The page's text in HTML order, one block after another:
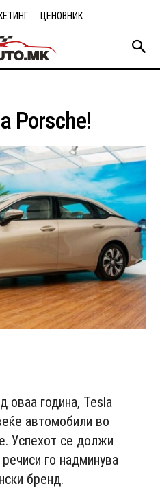
ЦЕНОВНИК
Porsche!
оваа година, Tesla
автомобили во
Успехот се должи
го надминува
бренд.